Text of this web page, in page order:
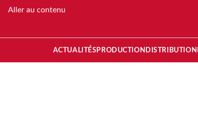
Aller au contenu
ACTUALITÉS PRODUCTION DISTRIBUTION